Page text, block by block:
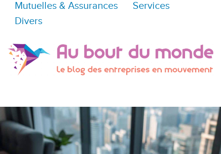
Mutuelles & Assurances
Services
Divers